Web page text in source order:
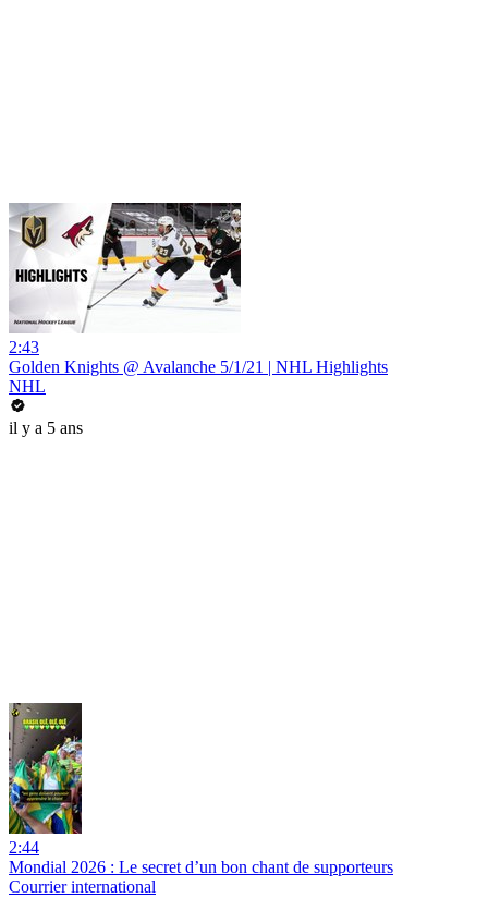
2:43
Golden Knights @ Avalanche 5/1/21 | NHL Highlights
NHL
il y a 5 ans
2:44
Mondial 2026 : Le secret d’un bon chant de supporteurs
Courrier international